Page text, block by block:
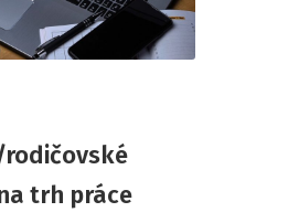
trh práce